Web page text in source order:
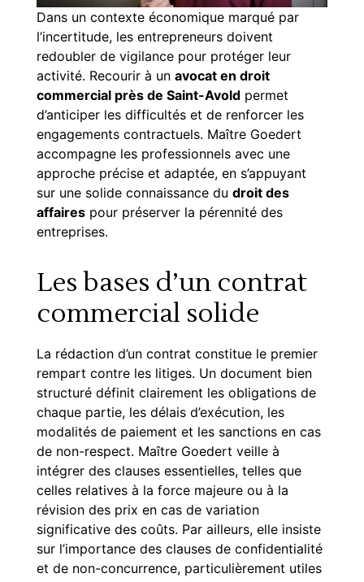
Dans un contexte économique marqué par
l’incertitude, les entrepreneurs doivent
redoubler de vigilance pour protéger leur
activité. Recourir à un avocat en droit
commercial près de Saint-Avoldpermet
d’anticiper les difficultés et de renforcer les
engagements contractuels. Maître Goedert
accompagne les professionnels avec une
approche précise et adaptée, en s’appuyant
sur une solide connaissance du droit des
affairespour préserver la pérennité des
entreprises.
Les bases d’un contrat
commercial solide
La rédaction d’un contrat constitue le premier
rempart contre les litiges. Un document bien
structuré définit clairement les obligations de
chaque partie, les délais d’exécution, les
modalités de paiement et les sanctions en cas
de non-respect. Maître Goedert veille à
intégrer des clauses essentielles, telles que
celles relatives à la force majeure ou à la
révision des prix en cas de variation
significative des coûts. Par ailleurs, elle insiste
sur l’importance des clauses de confidentialité
et de non-concurrence, particulièrement utiles